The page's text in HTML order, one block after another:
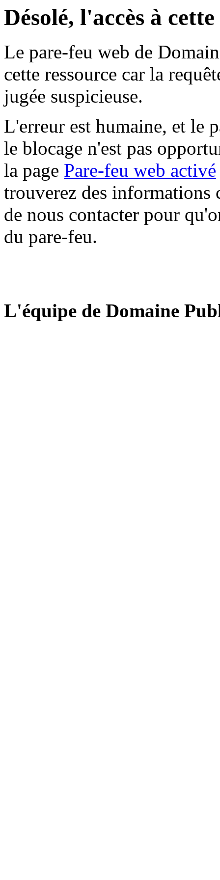
Désolé, l'accès à
Le pare-feu web de
cette ressource car la
jugée suspicieuse.
L'erreur est humaine, et le
le blocage n'est pas
la page Pare-feu web activé
trouverez des informations
de nous contacter pour
du pare-feu.
L'équipe de Domaine